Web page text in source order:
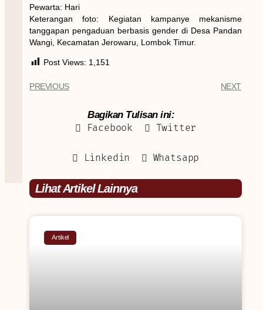
Pewarta: Hari
Keterangan foto: Kegiatan kampanye mekanisme
tanggapan pengaduan berbasis gender di Desa Pandan
Wangi, Kecamatan Jerowaru, Lombok Timur.
Post Views: 1,151
PREVIOUS NEXT
Bagikan Tulisan ini:
Facebook Twitter
Linkedin Whatsapp
Lihat Artikel Lainnya
Artikel